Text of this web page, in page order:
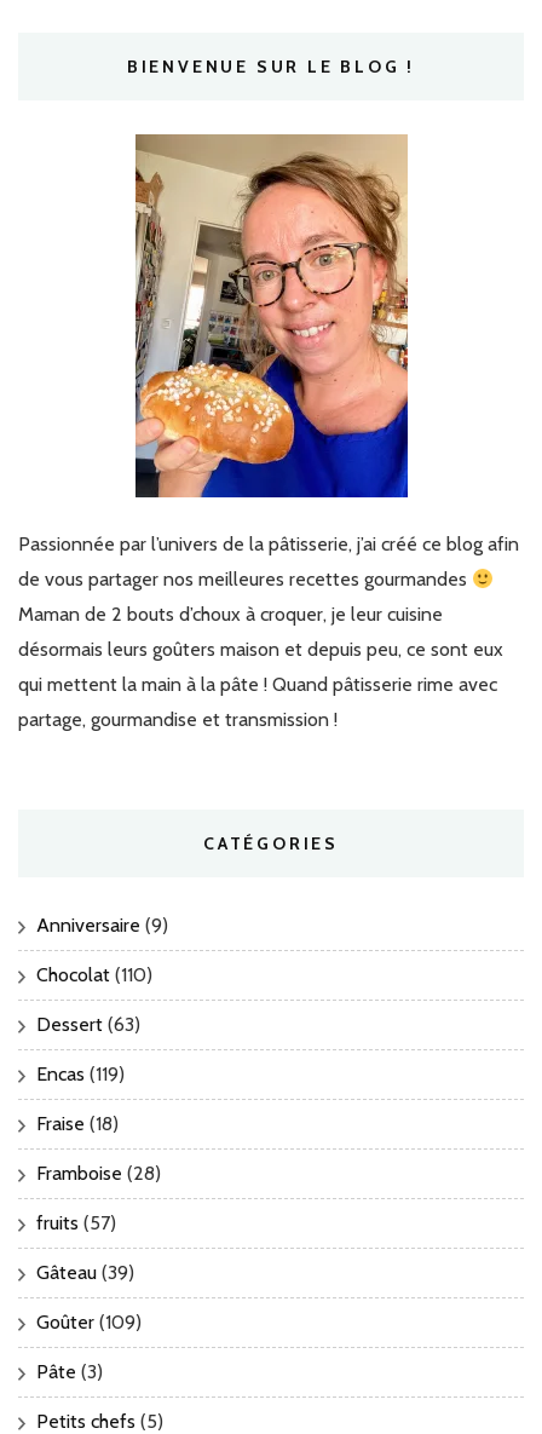
BIENVENUE SUR LE BLOG !
Passionnée par l’univers de la pâtisserie, j’ai créé ce blog afin
de vous partager nos meilleures recettes gourmandes
Maman de 2 bouts d’choux à croquer, je leur cuisine
désormais leurs goûters maison et depuis peu, ce sont eux
qui mettent la main à la pâte ! Quand pâtisserie rime avec
partage, gourmandise et transmission !
CATÉGORIES
Anniversaire (9)
Chocolat (110)
Dessert (63)
Encas (119)
Fraise (18)
Framboise (28)
fruits (57)
Gâteau (39)
Goûter (109)
Pâte (3)
Petits chefs (5)